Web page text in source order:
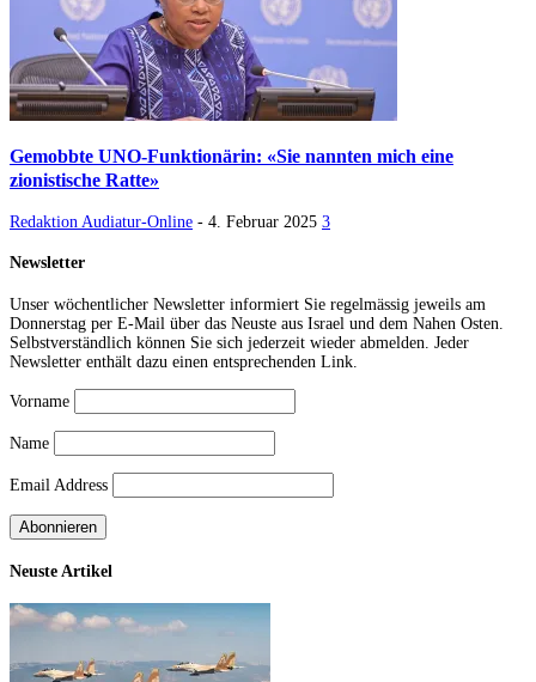
Gemobbte UNO-Funktionärin: «Sie nannten mich eine
zionistische Ratte»
Redaktion Audiatur-Online - 4. Februar 2025 3
Newsletter
Unser wöchentlicher Newsletter informiert Sie regelmässig jeweils am
Donnerstag per E-Mail über das Neuste aus Israel und dem Nahen Osten.
Selbstverständlich können Sie sich jederzeit wieder abmelden. Jeder
Newsletter enthält dazu einen entsprechenden Link.
Vorname
Name
Email Address
Neuste Artikel